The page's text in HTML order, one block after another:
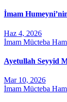
İmam
Haz 4, 2026
İmam Mücteba
Ayetullah Seyyid
Mar 10, 2026
İmam Mücteba